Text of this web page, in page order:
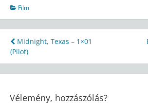
Film
Bejegyzés
navigáció
Midnight, Texas – 1×01
(Pilot)
Vélemény, hozzászólás?